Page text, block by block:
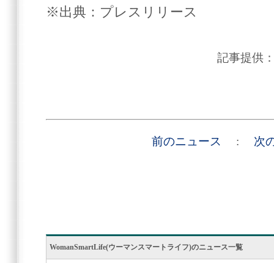
※出典：プレスリリース
記事提供
前のニュース : 次
WomanSmartLife(ウーマンスマートライフ)のニュース一覧